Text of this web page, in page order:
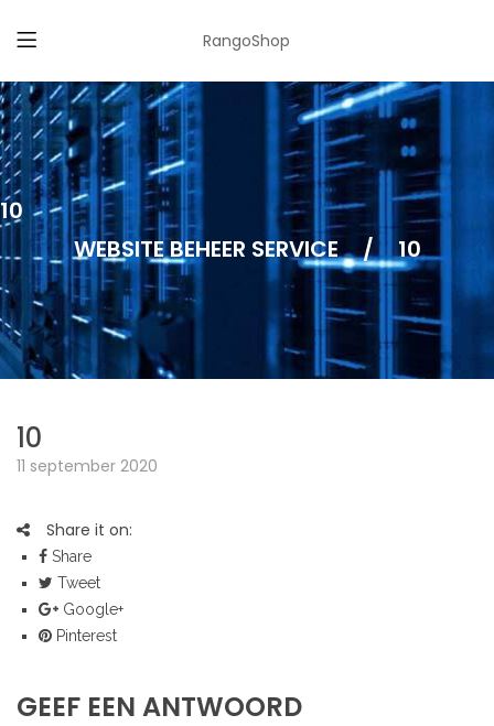
RangoShop
10
WEBSITE BEHEER SERVICE
/ 10
10
11 september 2020
Share it on:
Share
Tweet
Google+
Pinterest
GEEF EEN ANTWOORD